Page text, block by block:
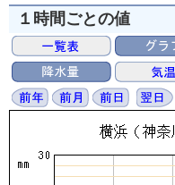
１時間ごとの値